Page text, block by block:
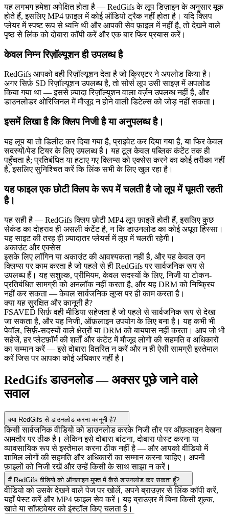
यह लगभग हमेशा अपेक्षित होता है — RedGifs के लूप डिज़ाइन के अनुसार मूक
होते हैं, इसलिए MP4 फ़ाइल में कोई ऑडियो ट्रैक नहीं होता है। यदि क्लिप
प्लेयर में स्पष्ट रूप से ध्वनि थी और आपकी सेव फ़ाइल में नहीं है, तो देखने वाले
पृष्ठ से लिंक को दोबारा कॉपी करें और एक बार फिर प्रयास करें।
केवल निम्न रिज़ॉल्यूशन ही उपलब्ध है
RedGifs आपको वही रिज़ॉल्यूशन देता है जो क्रिएटर ने अपलोड किया है।
अगर सिर्फ़ SD रिज़ॉल्यूशन उपलब्ध है, तो सोर्स लूप उसी साइज़ में अपलोड
किया गया था — इससे ज़्यादा रिज़ॉल्यूशन वाला वर्ज़न उपलब्ध नहीं है, और
डाउनलोडर ओरिजिनल में मौजूद न होने वाली डिटेल्स को जोड़ नहीं सकता।
इसमें लिखा है कि क्लिप निजी है या अनुपलब्ध है।
यह लूप या तो डिलीट कर दिया गया है, प्राइवेट कर दिया गया है, या फिर केवल
सदस्यों/पेड टियर के लिए उपलब्ध है। यह टूल केवल पब्लिक कंटेंट तक ही
पहुँचता है; प्रतिबंधित या हटाए गए क्लिप्स को एक्सेस करने का कोई तरीका नहीं
है, इसलिए सुनिश्चित करें कि लिंक सभी के लिए खुल रहा है।
यह फाइल एक छोटी क्लिप के रूप में चलती है जो लूप में घूमती रहती
है।
यह सही है — RedGifs क्लिप छोटी MP4 लूप फ़ाइलें होती हैं, इसलिए कुछ
सेकंड का दोहराव ही असली कंटेंट है, न कि डाउनलोड का कोई अधूरा हिस्सा।
यह साइट की तरह ही ज़्यादातर प्लेयर्स में लूप में चलती रहेगी।
अकाउंट और एक्सेस
इसके लिए लॉगिन या अकाउंट की आवश्यकता नहीं है, और यह केवल उन
क्लिप्स पर काम करता है जो पहले से ही RedGifs पर सार्वजनिक रूप से
उपलब्ध हैं। यह सशुल्क, प्रीमियम, केवल सदस्यों के लिए, निजी या टोकन-
प्रतिबंधित सामग्री को अनलॉक नहीं करता है, और यह DRM को निष्क्रिय
नहीं कर सकता — केवल सार्वजनिक लूप्स पर ही काम करता है।
क्या यह सुरक्षित और कानूनी है?
FSAVED सिर्फ़ वही मीडिया सहेजता है जो पहले से सार्वजनिक रूप से देखा
जा सकता है, और यह निजी, ऑफ़लाइन उपयोग के लिए बना है। यह कभी भी
पेवॉल, सिर्फ़-सदस्यों वाले क्षेत्रों या DRM को बायपास नहीं करता। आप जो भी
सहेजें, हर प्लेटफ़ॉर्म की शर्तों और कंटेंट में मौजूद लोगों की सहमति व अधिकारों
का सम्मान करें — इसे दोबारा वितरित न करें और न ही ऐसी सामग्री इस्तेमाल
करें जिस पर आपका कोई अधिकार नहीं है।
RedGifs डाउनलोड — अक्सर पूछे जाने वाले
सवाल
क्या RedGifs से डाउनलोड करना कानूनी है?
किसी सार्वजनिक वीडियो को डाउनलोड करके निजी तौर पर ऑफ़लाइन देखना
आमतौर पर ठीक है। लेकिन इसे दोबारा बांटना, दोबारा पोस्ट करना या
व्यावसायिक रूप से इस्तेमाल करना ठीक नहीं है — और आपको वीडियो में
शामिल लोगों की सहमति और अधिकारों का सम्मान करना चाहिए। अपनी
फ़ाइलों को निजी रखें और उन्हें किसी के साथ साझा न करें।
मैं RedGifs वीडियो को ऑनलाइन मुफ्त में कैसे डाउनलोड कर सकता हूँ?
वीडियो को उसके देखने वाले पेज पर खोलें, अपने ब्राउज़र से लिंक कॉपी करें,
यहाँ पेस्ट करें और MP4 फ़ाइल सेव करें। यह ब्राउज़र में बिना किसी शुल्क,
खाते या सॉफ़्टवेयर को इंस्टॉल किए चलता है।